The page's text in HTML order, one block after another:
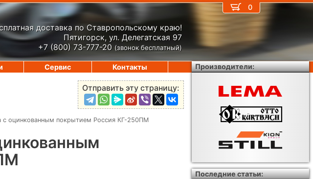
доставка по Ставропольскому краю!
Пятигорск, ул. Делегатская 97
+7 (800) 73-777-20 (звонок бесплатный)
Отправить эту страницу:
с оцинкованным покрытием Россия КГ-250ПМ
0
Сервис Контакты Производители:
Последние статьи: